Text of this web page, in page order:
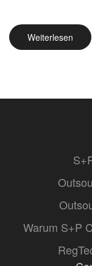
Weiterlesen
Warum S+P